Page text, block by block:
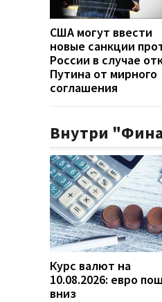
США могут ввести
новые санкции
России в случае
Путина от мирного
соглашения
Внутри
Курс валют на
10.08.2026: евро
вниз